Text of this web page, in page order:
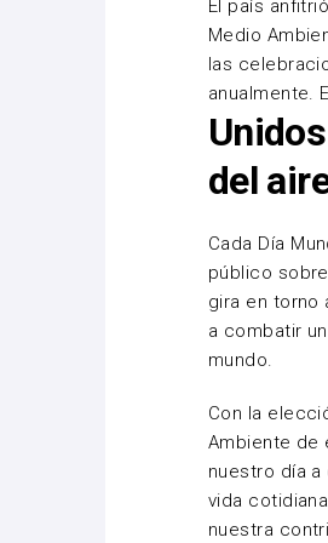
El país
Medio
las
anualmente.
del
Cada Día
público
gira en torno
a combatir
mundo.
Con la
Ambiente de
nuestro día
vida
nuestra